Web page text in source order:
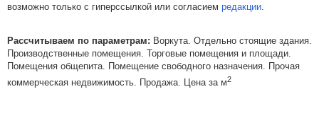
возможно только с гиперссылкой или согласием редакции.
Рассчитываем по параметрам: Воркута. Отдельно стоящие здания.
Производственные помещения. Торговые помещения и площади.
Помещения общепита. Помещение свободного назначения. Прочая
коммерческая недвижимость. Продажа. Цена за м2